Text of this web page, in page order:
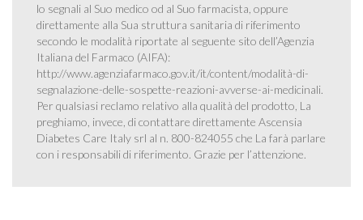
lo segnali al Suo medico od al Suo farmacista, oppure
direttamente alla Sua struttura sanitaria di riferimento
secondo le modalità riportate al seguente sito dell’Agenzia
Italiana del Farmaco (AIFA):
http://www.agenziafarmaco.gov.it/it/content/modalità-di-
segnalazione-delle-sospette-reazioni-avverse-ai-medicinali.
Per qualsiasi reclamo relativo alla qualità del prodotto, La
preghiamo, invece, di contattare direttamente Ascensia
Diabetes Care Italy srl al n. 800-824055 che La farà parlare
con i responsabili di riferimento. Grazie per l’attenzione.